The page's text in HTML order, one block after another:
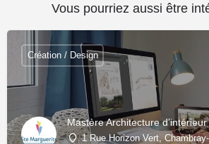
Vous pourriez aussi être
Mastère Architecture
1 Rue Horizon Vert,
Création / Design